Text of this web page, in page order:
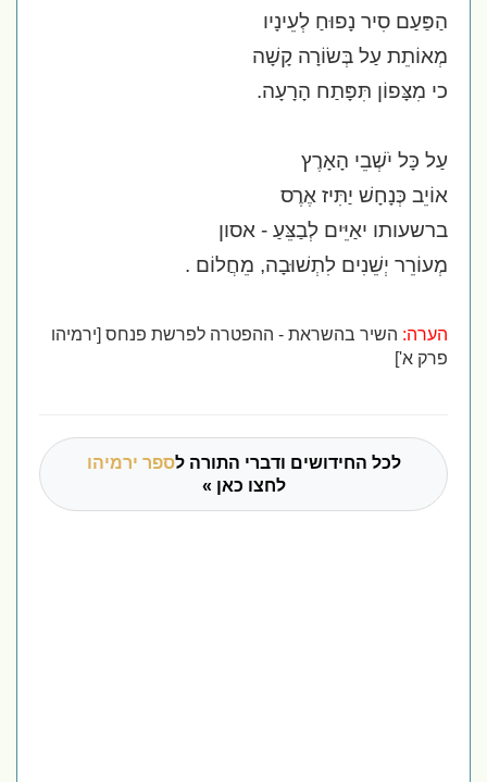
הַפַּעַם סִיר נָפוּחַ לְעֵינָיו
מְאוֹתֵת עַל בְּשׂוֹרָה קָשָׁה
כי מִצָּפוֹן תִּפָּתַח הָרָעָה.
עַל כָּל יֹשְׁבֵי הָאָרֶץ
אוֹיֵב כְּנָחָשׁ יַתִּיז אֶרֶס
ברשעותו יאַיֵּים לְבַצֵּעַ - אסון
מְעוֹרֵר יְשֵׁנִים לִתְשׁוּבָה, מֵחֲלוֹם.
הערה:השיר בהשראת - ההפטרה לפרשת פנחס [ירמיהו
פרק א']
לכל החידושים ודברי התורה לספר ירמיהו
לחצו כאן »